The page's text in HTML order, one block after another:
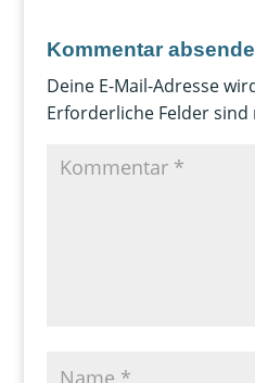
Kommentar
Deine E-Mail-Adresse
Erforderliche Felder sind